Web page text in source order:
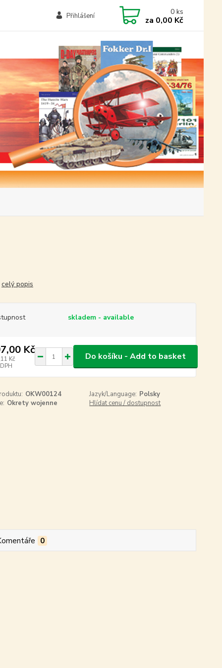
Přihlášení 0 ks
za 0,00 Kč
celý popis
skladem - available
Kč
Kč
Do košíku - Add to basket
OKW00124 Jazyk/Language: Polsky
Okrety wojenne Hlídat cenu / dostupnost
0